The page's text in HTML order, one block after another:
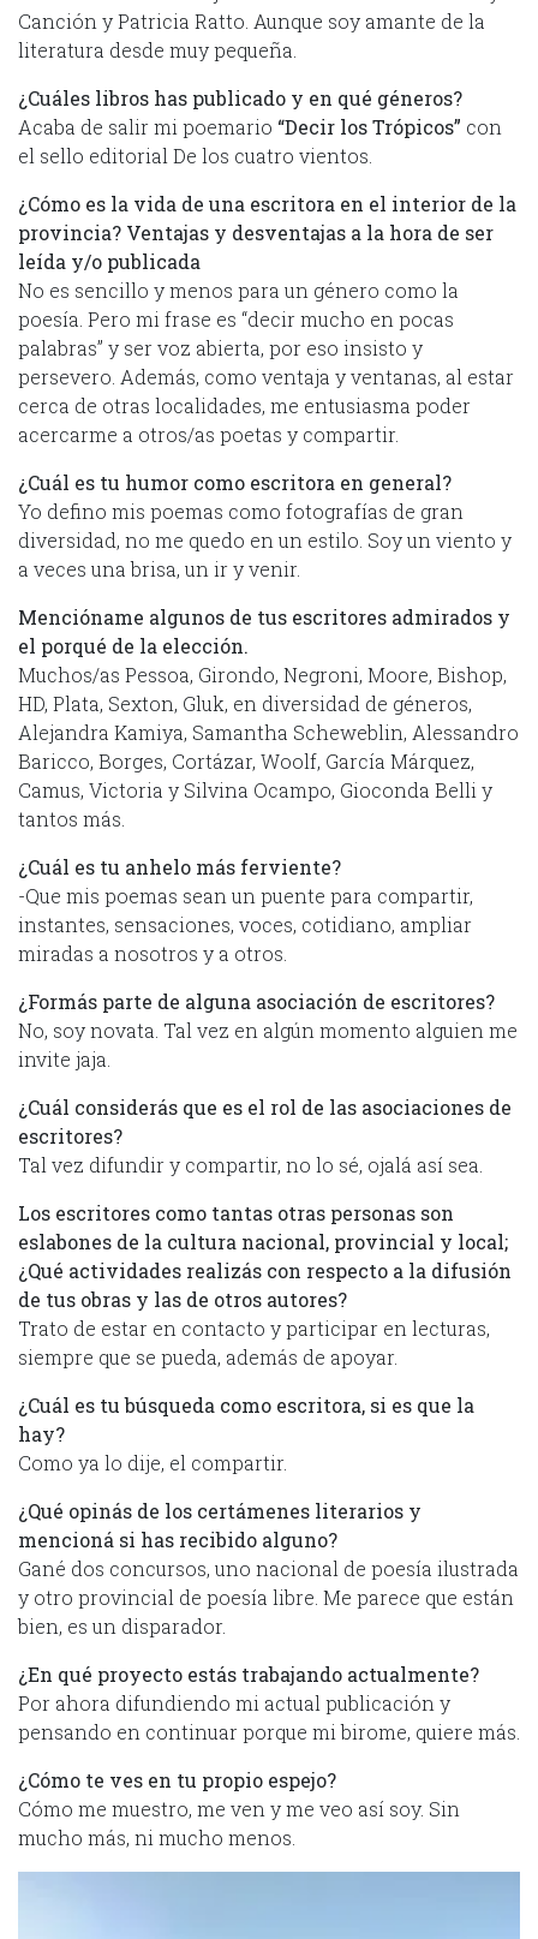
Canción y Patricia Ratto. Aunque soy amante de la
literatura desde muy pequeña.
¿Cuáles libros has publicado y en qué géneros?
Acaba de salir mi poemario “Decir los Trópicos” con
el sello editorial De los cuatro vientos.
¿Cómo es la vida de una escritora en el interior de la
provincia? Ventajas y desventajas a la hora de ser
leída y/o publicada
No es sencillo y menos para un género como la
poesía. Pero mi frase es “decir mucho en pocas
palabras” y ser voz abierta, por eso insisto y
persevero. Además, como ventaja y ventanas, al estar
cerca de otras localidades, me entusiasma poder
acercarme a otros/as poetas y compartir.
¿Cuál es tu humor como escritora en general?
Yo defino mis poemas como fotografías de gran
diversidad, no me quedo en un estilo. Soy un viento y
a veces una brisa, un ir y venir.
Mencióname algunos de tus escritores admirados y
el porqué de la elección.
Muchos/as Pessoa, Girondo, Negroni, Moore, Bishop,
HD, Plata, Sexton, Gluk, en diversidad de géneros,
Alejandra Kamiya, Samantha Scheweblin, Alessandro
Baricco, Borges, Cortázar, Woolf, García Márquez,
Camus, Victoria y Silvina Ocampo, Gioconda Belli y
tantos más.
¿Cuál es tu anhelo más ferviente?
-Que mis poemas sean un puente para compartir,
instantes, sensaciones, voces, cotidiano, ampliar
miradas a nosotros y a otros.
¿Formás parte de alguna asociación de escritores?
No, soy novata. Tal vez en algún momento alguien me
invite jaja.
¿Cuál considerás que es el rol de las asociaciones de
escritores?
Tal vez difundir y compartir, no lo sé, ojalá así sea.
Los escritores como tantas otras personas son
eslabones de la cultura nacional, provincial y local;
¿Qué actividades realizás con respecto a la difusión
de tus obras y las de otros autores?
Trato de estar en contacto y participar en lecturas,
siempre que se pueda, además de apoyar.
¿Cuál es tu búsqueda como escritora, si es que la
hay?
Como ya lo dije, el compartir.
¿Qué opinás de los certámenes literarios y
mencioná si has recibido alguno?
Gané dos concursos, uno nacional de poesía ilustrada
y otro provincial de poesía libre. Me parece que están
bien, es un disparador.
¿En qué proyecto estás trabajando actualmente?
Por ahora difundiendo mi actual publicación y
pensando en continuar porque mi birome, quiere más.
¿Cómo te ves en tu propio espejo?
Cómo me muestro, me ven y me veo así soy. Sin
mucho más, ni mucho menos.